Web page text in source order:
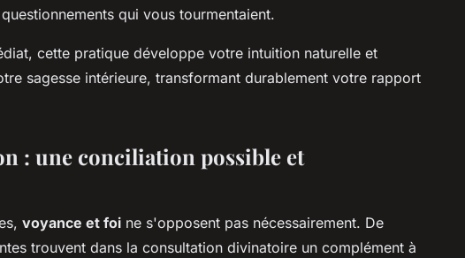
qui vous tourmentaient.
cette pratique développe votre intuition naturelle et
sagesse intérieure, transformant durablement votre rapport
: une conciliation possible et
voyance et foi ne s'opposent pas nécessairement. De
trouvent dans la consultation divinatoire un complément à